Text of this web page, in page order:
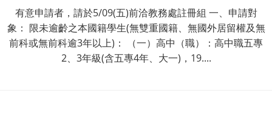
有意申請者，請於5/09(五)前洽教務處註冊組 一、申請對
象： 限未逾齡之本國籍學生(無雙重國籍、無國外居留權及無
前科或無前科逾3年以上)： （一）高中（職）：高中職五專
2、3年級(含五專4年、大一)，19....